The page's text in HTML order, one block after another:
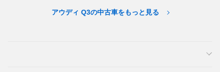
アウディ Q3の中古車をもっと見る